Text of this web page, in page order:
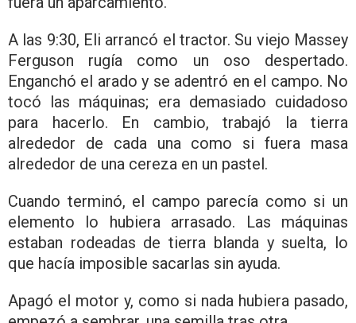
A las 9:30, Eli arrancó el tractor. Su viejo Massey
Ferguson rugía como un oso despertado.
Enganchó el arado y se adentró en el campo. No
tocó las máquinas; era demasiado cuidadoso
para hacerlo. En cambio, trabajó la tierra
alrededor de cada una como si fuera masa
alrededor de una cereza en un pastel.
Cuando terminó, el campo parecía como si un
elemento lo hubiera arrasado. Las máquinas
estaban rodeadas de tierra blanda y suelta, lo
que hacía imposible sacarlas sin ayuda.
Apagó el motor y, como si nada hubiera pasado,